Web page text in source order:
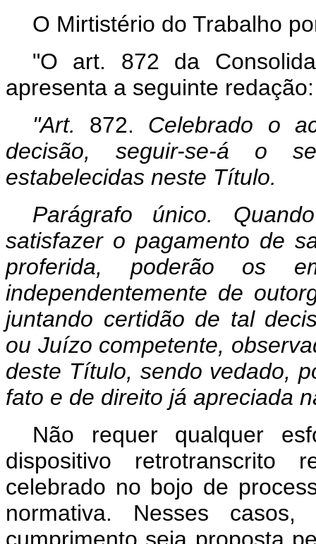
O Mirtistério do Trabalho
"O art. 872 da
apresenta a seguinte redação:
"Art. 872. Celebrado o
decisão, seguir-se-á o
estabelecidas neste Título.
Parágrafo único.
satisfazer o pagamento de
proferida, poderão os
independentemente de
juntando certidão de tal
ou Juízo competente,
deste Título, sendo vedado,
fato e de direito já apreciada
Não requer qualquer
dispositivo
celebrado no bojo de
normativa. Nesses